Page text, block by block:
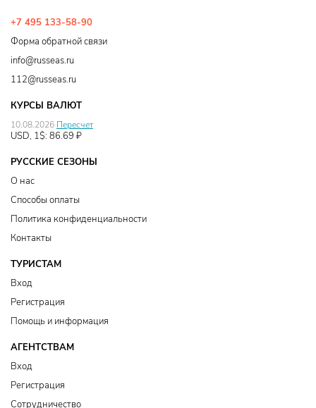
+7 495 133-58-90
Форма обратной связи
info@russeas.ru
112@russeas.ru
КУРСЫ ВАЛЮТ
10.08.2026 Пересчет
USD, 1$: 86.69 ₽
РУССКИЕ СЕЗОНЫ
О нас
Способы оплаты
Политика конфиденциальности
Контакты
ТУРИСТАМ
Вход
Регистрация
Помощь и информация
АГЕНТСТВАМ
Вход
Регистрация
Сотрудничество